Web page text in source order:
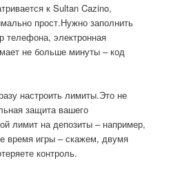
к Sultan Cazino,
прост.Нужно заполнить
электронная
не больше минуты – код
настроить лимиты.Это не
защита вашего
лимит на депозиты – например,
время игры – скажем, двумя
контроль.